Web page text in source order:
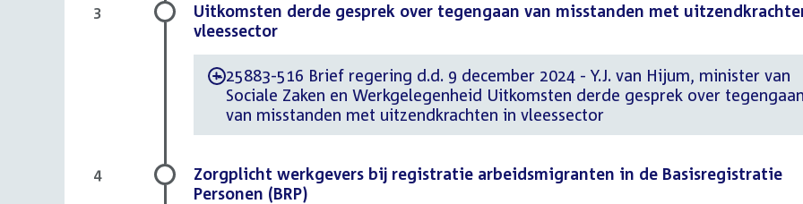
Uitkomsten derde gesprek over tegengaan van misstanden met
vleessector
-25883-516 Brief regering d.d. 9 december 2024 - Y.J. van Hijum, minister van
Sociale Zaken en Werkgelegenheid Uitkomsten derde gesprek over
van misstanden met uitzendkrachten in vleessector
3
Zorgplicht werkgevers bij registratie arbeidsmigranten in de Basisregistratie
Personen (BRP)
4